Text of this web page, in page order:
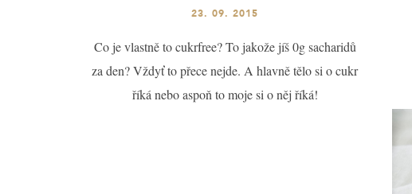
23. 09. 2015
Co je vlastně to cukrfree? To jakože jíš 0g sacharidů
za den? Vždyť to přece nejde. A hlavně tělo si o cukr
říká nebo aspoň to moje si o něj říká!